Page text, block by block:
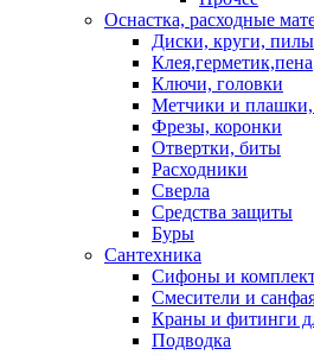
Оснастка, расходные
Диски, круги, пилы
Клея,герметик,пена
Ключи, головки
Метчики и
Фрезы, коронки
Отвертки, биты
Расходники
Сверла
Средства защиты
Буры
Сантехника
Сифоны и
Смесители и
Краны и фитинги
Подводка